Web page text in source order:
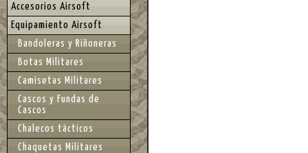
Accesorios Airsoft
Equipamiento Airsoft
Bandoleras y Riñoneras
Botas Militares
Camisetas Militares
Cascos y Fundas de
Cascos
Chalecos tácticos
Chaquetas Militares